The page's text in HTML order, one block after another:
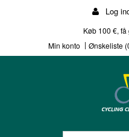
Log
Køb 100 €,
Min konto
Ønskeliste